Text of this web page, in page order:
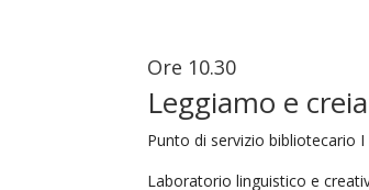
Ore 10.30
Leggiamo e
Punto di servizio bibliotecario
Laboratorio linguistico e